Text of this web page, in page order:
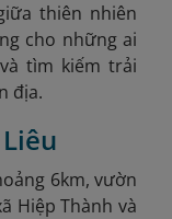
thiên nhiên
cho những ai
tìm kiếm trải
địa.
6km, vườn
Hiệp Thành và